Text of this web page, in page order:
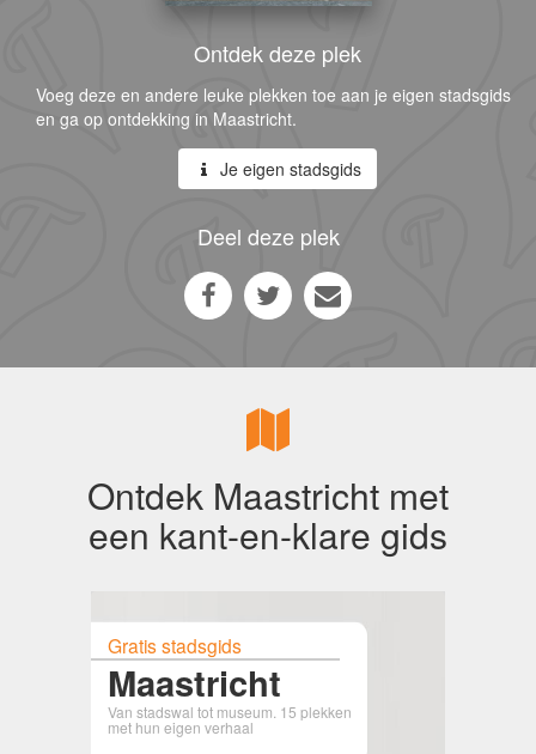
Ontdek deze plek
Voeg deze en andere leuke plekken toe aan je eigen stadsgids
en ga op ontdekking in Maastricht.
Je eigen stadsgids
Deel deze plek
Ontdek Maastricht met
een kant-en-klare gids
Gratis stadsgids
Maastricht
Van stadswal tot museum. 15 plekken
met hun eigen verhaal